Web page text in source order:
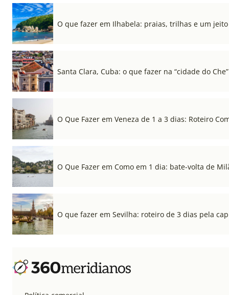
O que fazer em Ilhabela: praias, trilhas e um
Santa Clara, Cuba: o que fazer na “cidade do Che”
O Que Fazer em Veneza de 1 a 3 dias: Roteiro
O Que Fazer em Como em 1 dia: bate-volta de
O que fazer em Sevilha: roteiro de 3 dias pela